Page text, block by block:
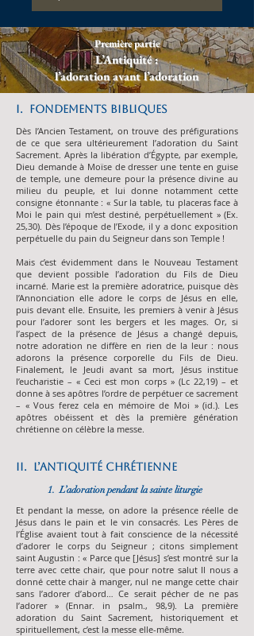
Première partie
L’Antiquité :
l’adoration avant l’adoration
I. Fondements bibliques
Dès l’Ancien Testament, on trouve des préfigurations
de ce que sera ultérieurement l’adoration du Saint
Sacrement. Après la libération d’Égypte, par exemple,
Dieu demande à Moïse de dresser une tente en guise
de temple, une demeure pour la présence divine au
milieu du peuple, et lui donne notamment cette
consigne étonnante : « Sur la table, tu placeras face à
Moi le pain qui m’est destiné, perpétuellement » (Ex.
25,30). Dès l’époque de l’Exode, il y a donc exposition
perpétuelle du pain du Seigneur dans son Temple !
Mais c’est évidemment dans le Nouveau Testament
que devient possible l’adoration du Fils de Dieu
incarné. Marie est la première adoratrice, puisque dès
l’Annonciation elle adore le corps de Jésus en elle,
puis devant elle. Ensuite, les premiers à venir à Jésus
pour l’adorer sont les bergers et les mages. Or, si
l’aspect de la présence de Jésus a changé depuis,
notre adoration ne diffère en rien de la leur : nous
adorons la présence corporelle du Fils de Dieu.
Finalement, le Jeudi avant sa mort, Jésus institue
l’eucharistie – « Ceci est mon corps » (Lc 22,19) – et
donne à ses apôtres l’ordre de perpétuer ce sacrement
– « Vous ferez cela en mémoire de Moi » (id.). Les
apôtres obéissent et dès la première génération
chrétienne on célèbre la messe.
II. L’Antiquité chrétienne
1. L’adoration pendant la sainte liturgie
Et pendant la messe, on adore la présence réelle de
Jésus dans le pain et le vin consacrés. Les Pères de
l’Église avaient tout à fait conscience de la nécessité
d’adorer le corps du Seigneur ; citons simplement
saint Augustin : « Parce que [Jésus] s’est montré sur la
terre avec cette chair, que pour notre salut Il nous a
donné cette chair à manger, nul ne mange cette chair
sans l’adorer d’abord… Ce serait pécher de ne pas
l’adorer » (Ennar. in psalm., 98,9). La première
adoration du Saint Sacrement, historiquement et
spirituellement, c’est la messe elle-même.